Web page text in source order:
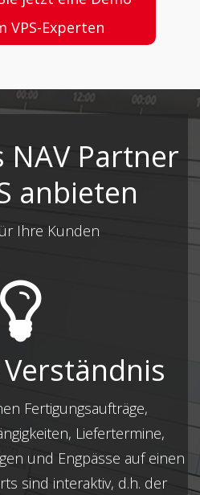
VPS-Experten
NAV Partner
anbieten
Ihre Kunden
Fertigungsaufträge,
Liefertermine,
und Engpässe auf einen
sind interaktiv, d.h. der